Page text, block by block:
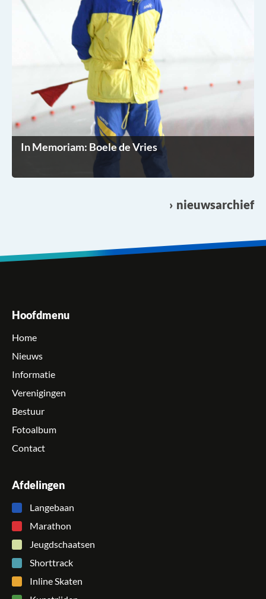
In Memoriam: Boele de Vries
nieuwsarchief
Hoofdmenu
Home
Nieuws
Informatie
Verenigingen
Bestuur
Fotoalbum
Contact
Afdelingen
Langebaan
Marathon
Jeugdschaatsen
Shorttrack
Inline Skaten